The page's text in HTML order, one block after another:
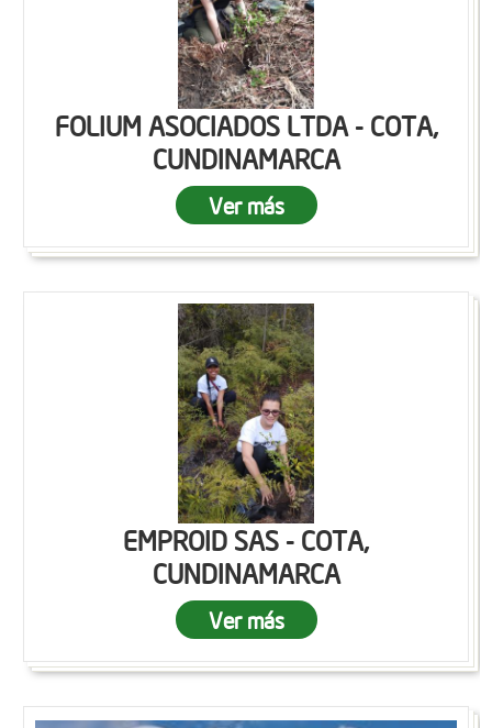
FOLIUM ASOCIADOS LTDA - COTA,
CUNDINAMARCA
Ver más
EMPROID SAS - COTA,
CUNDINAMARCA
Ver más